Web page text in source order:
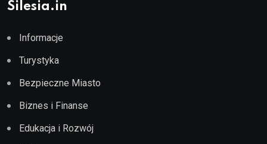
Silesia.in
Informacje
Turystyka
Bezpieczne Miasto
Biznes i Finanse
Edukacja i Rozwój